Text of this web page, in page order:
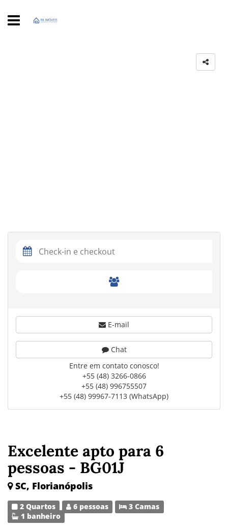
Excelente apto para 6
pessoas - BG01J
SC, Florianópolis
2 Quartos 6 pessoas
3 Camas
1 banheiro
E-mail
Chat
Entre em contato conosco!
+55 (48) 3266-0866
+55 (48) 996755507
+55 (48) 99967-7113 (WhatsApp)